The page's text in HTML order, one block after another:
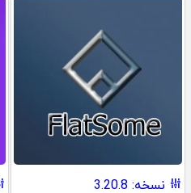
نسخه: 3.20.8